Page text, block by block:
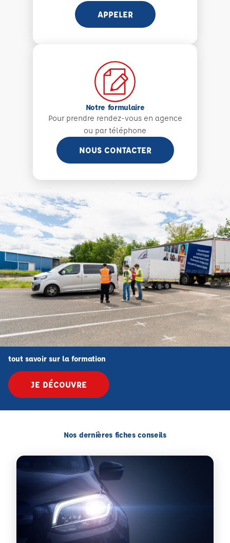
APPELER
Notre formulaire
Pour prendre rendez-vous en agence
ou par téléphone
NOUS CONTACTER
tout savoir sur la formation
JE DÉCOUVRE
Nos dernières fiches conseils